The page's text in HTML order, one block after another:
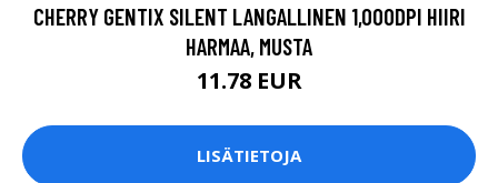
CHERRY GENTIX SILENT LANGALLINEN 1,000DPI HIIRI
HARMAA, MUSTA
11.78 EUR
LISÄTIETOJA